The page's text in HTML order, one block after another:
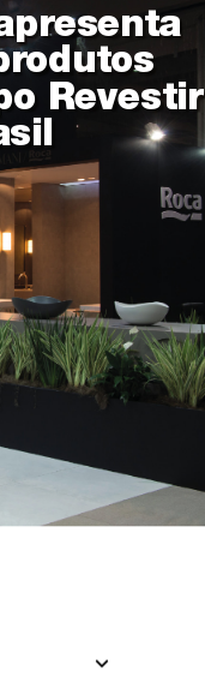
esenta
odutos
Revestir